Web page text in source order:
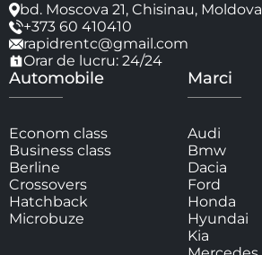
bd. Moscova 21, Chisinau, Moldova
+373 60 410410
rapidrentc@gmail.com
Orar de lucru: 24/24
Automobile
Econom class
Business class
Berline
Crossovers
Hatchback
Microbuze
Marci
Audi
Bmw
Dacia
Ford
Honda
Hyundai
Kia